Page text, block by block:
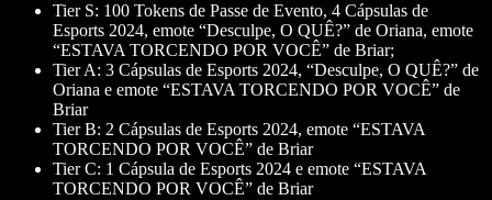
Tier S: 100 Tokens de Passe de Evento, 4 Cápsulas de
Esports 2024, emote “Desculpe, O QUÊ?” de Oriana, emote
“ESTAVA TORCENDO POR VOCÊ” de Briar;
Tier A: 3 Cápsulas de Esports 2024, “Desculpe, O QUÊ?” de
Oriana e emote “ESTAVA TORCENDO POR VOCÊ” de
Briar
Tier B: 2 Cápsulas de Esports 2024, emote “ESTAVA
TORCENDO POR VOCÊ” de Briar
Tier C: 1 Cápsula de Esports 2024 e emote “ESTAVA
TORCENDO POR VOCÊ” de Briar